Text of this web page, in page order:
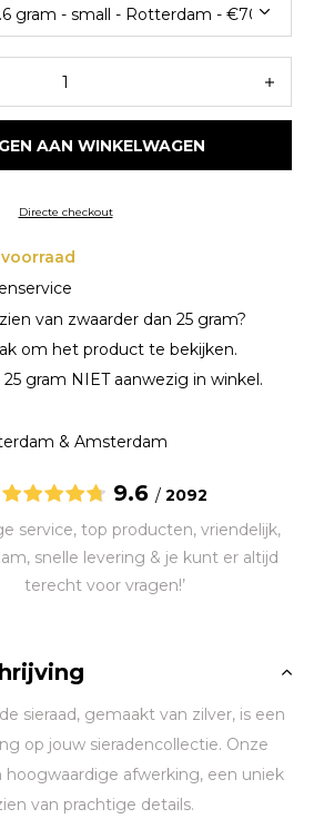
AAN WINKELWAGEN
Directe checkout
van zwaarder dan 25 gram?
om het product te bekijken.
gram NIET aanwezig in winkel.
& Amsterdam
9.6 / 2092
service, top producten, vriendelijk,
snelle levering & je kunt er altijd
terecht voor vragen!’
sieraad, gemaakt van zilver, is een
op jouw sieradencollectie. Onze
hoogwaardige afwerking, een uniek
van prachtige details.